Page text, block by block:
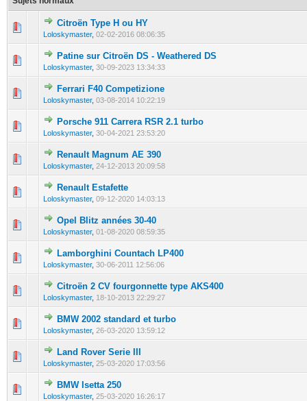
Citroën Type H ou HY
Loloskymaster, 02-02-2016 08:06:35
0 Votes - 0 sur 5 en moyenne
1
Patine sur Citroën DS - Weathered DS
Loloskymaster, 30-09-2023 13:34:33
0 Votes - 0 sur 5 en moyenne
123 45
Ferrari F40 Competizione
Loloskymaster, 03-08-2014 10:22:19
0 Votes - 0 sur 5 en moyenne
12345
Porsche 911 Carrera RSR 2.1 turbo
Loloskymaster, 30-04-2021 23:53:20
0 Votes - 0 sur 5 en moyenne
1234 5
Renault Magnum AE 390
Loloskymaster, 24-12-2013 20:09:58
0 Votes - 0 sur 5 en moyenne
1 234
Renault Estafette
Loloskymaster, 09-12-2020 14:03:13
0 Votes - 0 sur 5 en moyenne
Opel Blitz années 30-40
Loloskymaster, 01-08-2020 08:59:35
0 Votes - 0 sur 5 en moyenne
123
Lamborghini Countach LP400
Loloskymaster, 30-06-2011 12:56:06
0 Votes - 0 sur 5 en moyenne
123 45
Citroën 2 CV fourgonnette type AKS400
Loloskymaster, 18-10-2013 22:29:27
0 Votes - 0 sur 5 en moyenne
12345
BMW 2002 standard et turbo
Loloskymaster, 26-03-2020 13:59:12
0 Votes - 0 sur 5 en moyenne
12 345
Land Rover Serie III
Loloskymaster, 25-03-2020 17:03:56
0 Votes - 0 sur 5 en moyenne
BMW Isetta 250
Loloskymaster, 25-03-2020 16:26:17
0 Votes - 0 sur 5 en moyenne